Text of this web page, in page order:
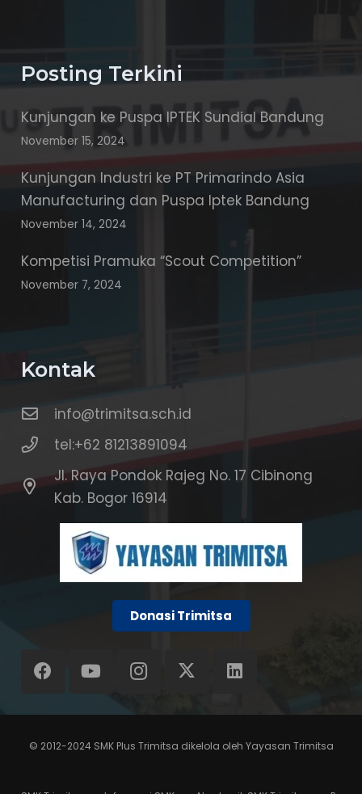
Posting Terkini
Kunjungan ke Puspa IPTEK Sundial Bandung
November 15, 2024
Kunjungan Industri ke PT Primarindo Asia
Manufacturing dan Puspa Iptek Bandung
November 14, 2024
Kompetisi Pramuka “Scout Competition”
November 7, 2024
Kontak
info@trimitsa.sch.id
tel:+62 81213891094
Jl. Raya Pondok Rajeg No. 17 Cibinong
Kab. Bogor 16914
Donasi Trimitsa
© 2012-2024 SMK Plus Trimitsa dikelola oleh Yayasan Trimitsa